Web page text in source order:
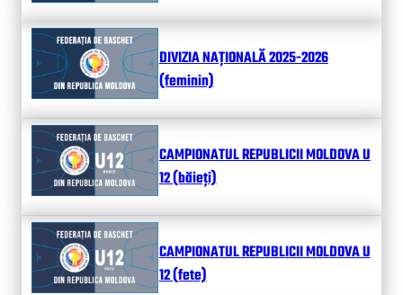
DIVIZIA NAȚIONALĂ 2025-2026
(feminin)
CAMPIONATUL REPUBLICII MOLDOVA U
12 (băieți)
CAMPIONATUL REPUBLICII MOLDOVA U
12 (fete)